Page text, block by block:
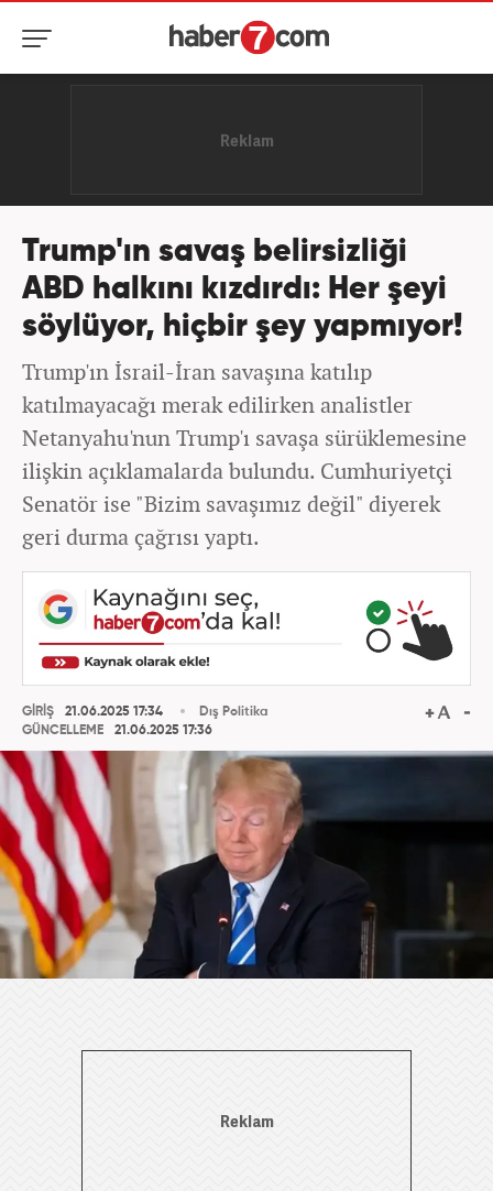
Trump'ın savaş belirsizliği
ABD halkını kızdırdı: Her şeyi
söylüyor, hiçbir şey yapmıyor!
Trump'ın İsrail-İran savaşına katılıp
katılmayacağı merak edilirken analistler
Netanyahu'nun Trump'ı savaşa sürüklemesine
ilişkin açıklamalarda bulundu. Cumhuriyetçi
Senatör ise "Bizim savaşımız değil" diyerek
geri durma çağrısı yaptı.
GİRİŞ
21.06.2025 17:34
GÜNCELLEME
21.06.2025 17:36
Dış Politika